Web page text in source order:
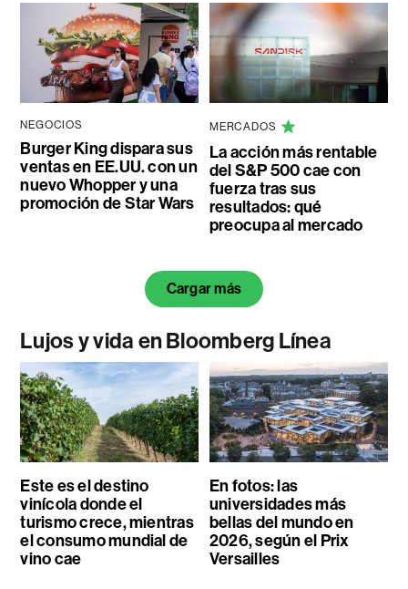
NEGOCIOS
Burger King dispara sus
ventas en EE.UU. con un
nuevo Whopper y una
promoción de Star Wars
MERCADOS
La acción más rentable
del S&P 500 cae con
fuerza tras sus
resultados: qué
preocupa al mercado
Cargar más
Lujos y vida en Bloomberg Línea
Este es el destino
vinícola donde el
turismo crece, mientras
el consumo mundial de
vino cae
En fotos: las
universidades más
bellas del mundo en
2026, según el Prix
Versailles